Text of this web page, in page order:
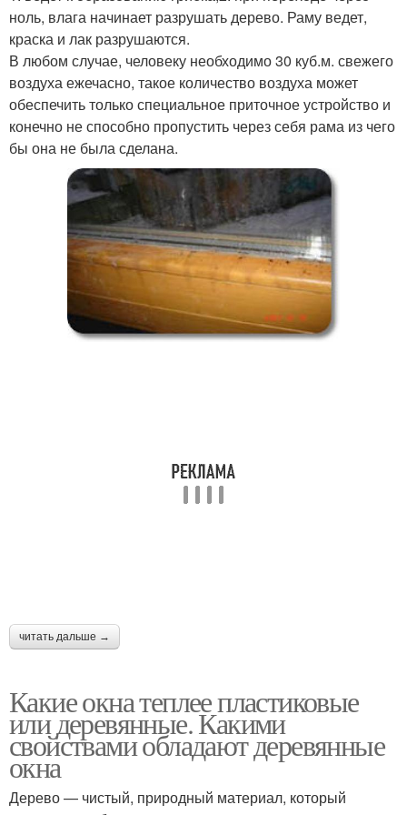
ноль, влага начинает разрушать дерево. Раму ведет,
краска и лак разрушаются.
В любом случае, человеку необходимо 30 куб.м. свежего
воздуха ежечасно, такое количество воздуха может
обеспечить только специальное приточное устройство и
конечно не способно пропустить через себя рама из чего
бы она не была сделана.
читать дальше →
Какие окна теплее пластиковые
или деревянные. Какими
свойствами обладают деревянные
окна
Дерево — чистый, природный материал, который